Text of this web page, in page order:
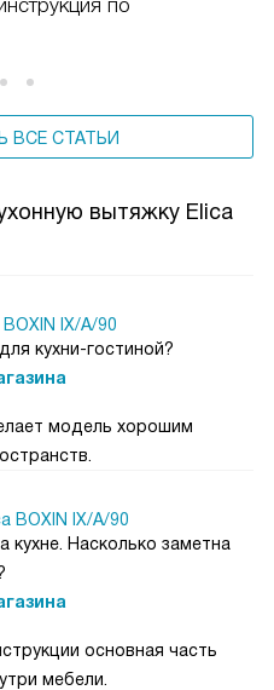
по
ВСЕ СТАТЬИ
вытяжку Elica
IX/A/90
кухни-гостиной?
модель хорошим
BOXIN IX/A/90
Насколько заметна
основная часть
мебели.